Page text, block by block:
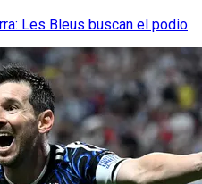
Les Bleus buscan el podio